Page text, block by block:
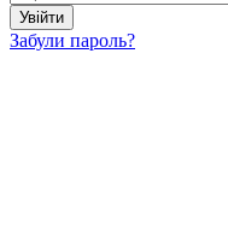
Увійти
Забули пароль?